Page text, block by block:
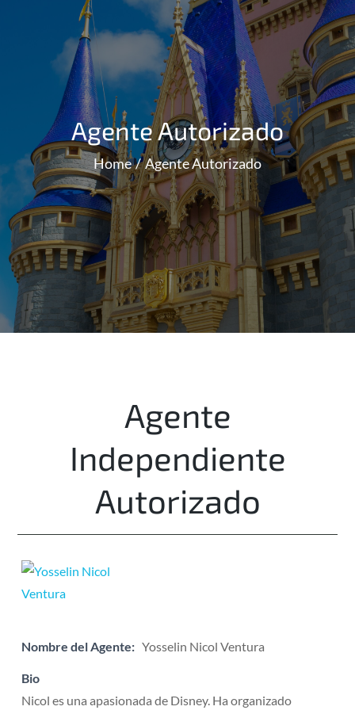
Agente Autorizado
Home Agente Autorizado
Agente
Independiente
Autorizado
Nombre del Agente: Yosselin Nicol Ventura
Bio
Nicol es una apasionada de Disney. Ha organizado